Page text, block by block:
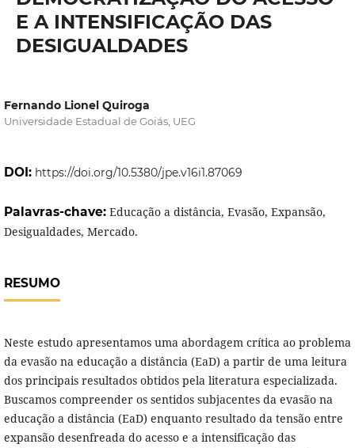
E A INTENSIFICAÇÃO DAS
DESIGUALDADES
Fernando Lionel Quiroga
Universidade Estadual de Goiás, UEG
DOI: https://doi.org/10.5380/jpe.v16i1.87069
Palavras-chave: Educação a distância, Evasão, Expansão,
Desigualdades, Mercado.
RESUMO
Neste estudo apresentamos uma abordagem crítica ao problema
da evasão na educação a distância (EaD) a partir de uma leitura
dos principais resultados obtidos pela literatura especializada.
Buscamos compreender os sentidos subjacentes da evasão na
educação a distância (EaD) enquanto resultado da tensão entre
expansão desenfreada do acesso e a intensificação das